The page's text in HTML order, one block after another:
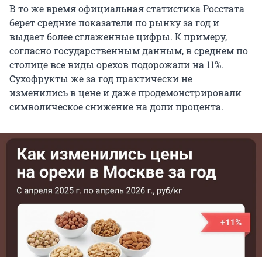
В то же время официальная статистика Росстата
берет средние показатели по рынку за год и
выдает более сглаженные цифры. К примеру,
согласно государственным данным, в среднем по
столице все виды орехов подорожали на 11%.
Сухофрукты же за год практически не
изменились в цене и даже продемонстрировали
символическое снижение на доли процента.